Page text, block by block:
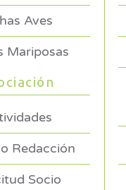
Aves
Mariposas
Redacción
Socio